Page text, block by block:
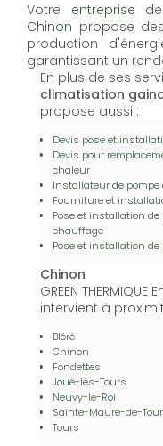
Votre entreprise
Chinon propose
production
garantissant un
En plus de ses
climatisation
propose aussi :
Devis pose et
Devis pour
chaleur
Installateur de
Fourniture et
Pose et installation
chauffage
Pose et installation
Chinon
GREEN
intervient à
Bléré
Chinon
Fondettes
Joué-lès-Tours
Neuvy-le-Roi
Sainte-Maure-de-
Tours